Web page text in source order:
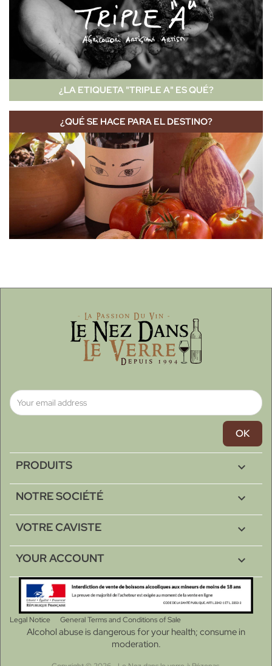
¿LA ETIQUETA "TRIPLE A" ES QUÉ?
¿QUÉ SE HACE PARA EL DESTINO?
PRODUITS 
NOTRE SOCIÉTÉ 
VOTRE CAVISTE 
YOUR ACCOUNT 
Legal Notice General Terms and Conditions of Sale
Alcohol abuse is dangerous for your health; consume in
moderation.